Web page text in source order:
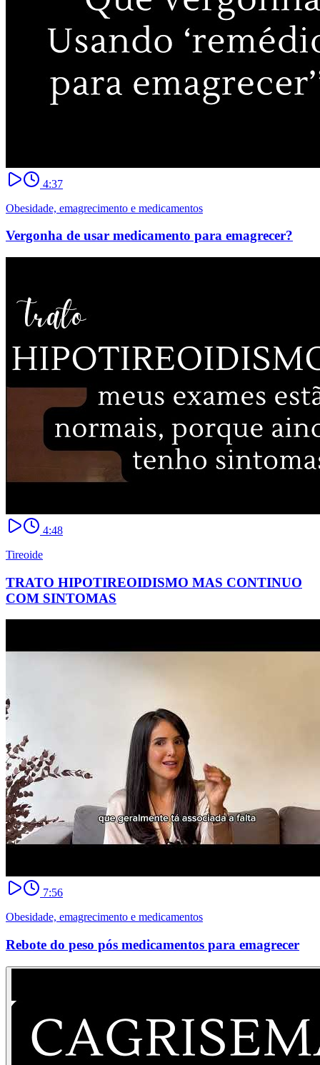
4:37
Obesidade, emagrecimento e medicamentos
Vergonha de usar medicamento para emagrecer?
4:48
Tireoide
TRATO HIPOTIREOIDISMO MAS CONTINUO
COM SINTOMAS
7:56
Obesidade, emagrecimento e medicamentos
Rebote do peso pós medicamentos para emagrecer